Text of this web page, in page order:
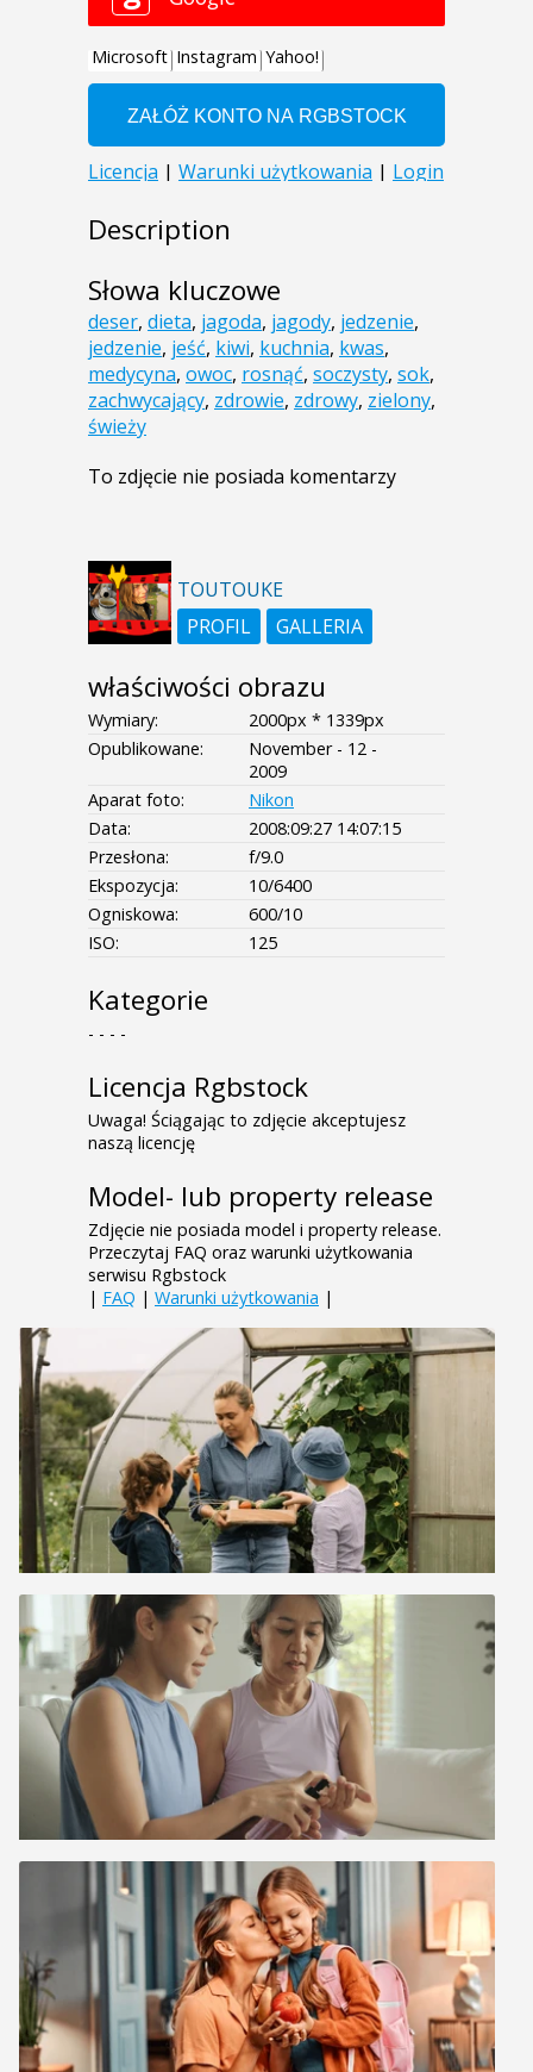
Description
Słowa kluczowe
deser, dieta, jagoda, jagody, jedzenie,
jedzenie, jeść, kiwi, kuchnia, kwas,
medycyna, owoc, rosnąć, soczysty, sok,
zachwycający, zdrowie, zdrowy, zielony,
świeży
To zdjęcie nie posiada komentarzy
TOUTOUKE
PROFIL
GALLERIA
właściwości obrazu
Wymiary:
2000px * 1339px
Opublikowane:
November - 12 -
2009
Aparat foto:
Nikon
Data:
2008:09:27 14:07:15
Przesłona:
f/9.0
Ekspozycja:
10/6400
Ogniskowa:
600/10
ISO:
125
Kategorie
- - - -
Licencja Rgbstock
Uwaga! Ściągając to zdjęcie akceptujesz
naszą licencję
Model- lub property release
Zdjęcie nie posiada model i property release.
Przeczytaj FAQ oraz warunki użytkowania
serwisu Rgbstock
| FAQ | Warunki użytkowania |